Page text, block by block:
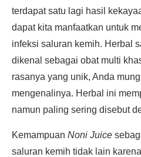
terdapat satu lagi hasil
dapat kita manfaatkan untuk
infeksi saluran kemih. Herbal
dikenal sebagai obat multi
rasanya yang unik, Anda
mengenalinya. Herbal ini
namun paling sering disebut
Kemampuan Noni Juice
saluran kemih tidak lain